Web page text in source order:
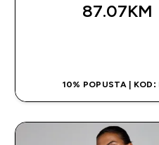
87.07KM‎
10% POPUSTA | KOD: